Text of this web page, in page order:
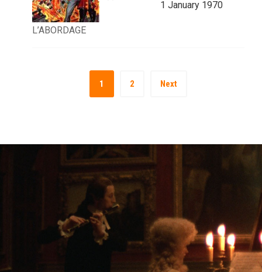
L’ABORDAGE
1 January 1970
1 2 Next